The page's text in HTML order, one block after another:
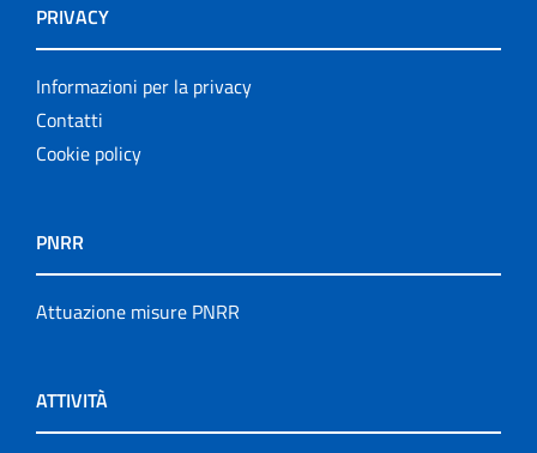
PRIVACY
Informazioni per la privacy
Contatti
Cookie policy
PNRR
Attuazione misure PNRR
ATTIVITÀ